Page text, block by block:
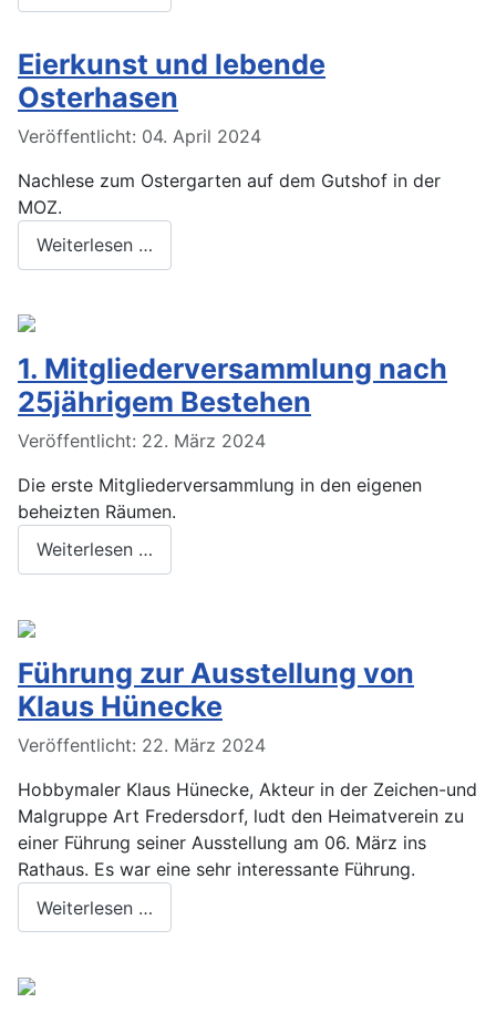
Eierkunst und lebende
Osterhasen
Veröffentlicht: 04. April 2024
Nachlese zum Ostergarten auf dem Gutshof in der
MOZ.
Weiterlesen …
1. Mitgliederversammlung nach
25jährigem Bestehen
Veröffentlicht: 22. März 2024
Die erste Mitgliederversammlung in den eigenen
beheizten Räumen.
Weiterlesen …
Führung zur Ausstellung von
Klaus Hünecke
Veröffentlicht: 22. März 2024
Hobbymaler Klaus Hünecke, Akteur in der Zeichen-und
Malgruppe Art Fredersdorf, ludt den Heimatverein zu
einer Führung seiner Ausstellung am 06. März ins
Rathaus. Es war eine sehr interessante Führung.
Weiterlesen …